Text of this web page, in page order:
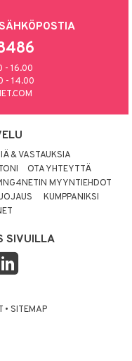
- 16.00
- 14.00
& VASTAUKSIA
OTA YHTEYTTÄ
MYYNTIEHDOT
KUMPPANIKSI
SIVUILLA
• SITEMAP